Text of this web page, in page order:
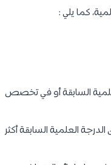
كما يلي :
السابقة أو في تخصص
العلمية السابقة أكثر